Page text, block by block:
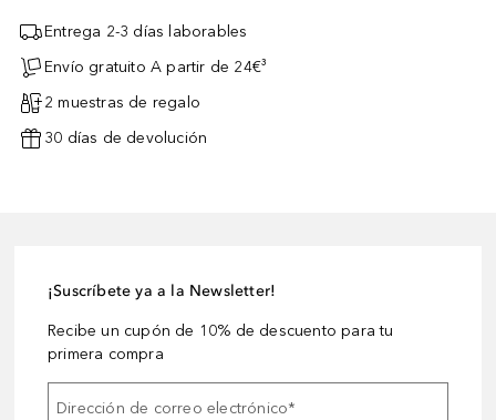
Entrega 2-3 días laborables
Envío gratuito A partir de 24€³
2 muestras de regalo
30 días de devolución
¡Suscríbete ya a la Newsletter!
Recibe un cupón de 10% de descuento para tu
primera compra
Dirección de correo electrónico*